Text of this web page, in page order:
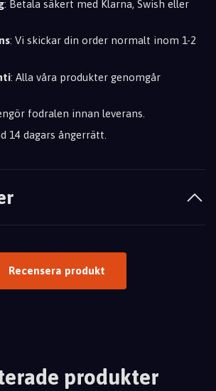
: Betala säkert med Klarna, Swish eller
: Vi skickar din order normalt inom 1-2
: Alla våra produkter genomgår
fodralen innan leverans.
14 dagars ångerrätt.
Recensera produkt
produkter